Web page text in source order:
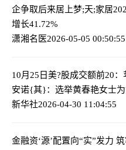
企争取后来居上梦;天;家居
增长41.72%
潇湘名医2026-05-05 00:50:55
10月25日美?股成交额前20
安诺{其}：选举黄春艳女士
新华社2026-04-30 11:04:55
金融资‘源’配置向“实”发力